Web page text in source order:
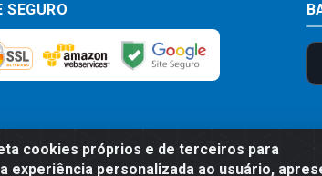
cookies próprios e de terceiros para
experiência personalizada ao usuário,
SEGURO
Preços, promoções, condições de pagamento e